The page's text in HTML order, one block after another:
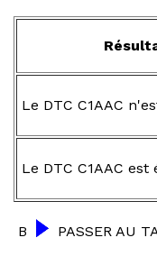
Le DTC C1AAC
Le DTC C1AAC est
B PASSER AU